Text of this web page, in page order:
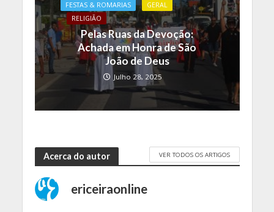
FESTAS & ROMARIAS
GERAL
RELIGIÃO
Pelas Ruas da Devoção:
Achada em Honra de São
João de Deus
Julho 28, 2025
Acerca do autor VER TODOS OS ARTIGOS
ericeiraonline